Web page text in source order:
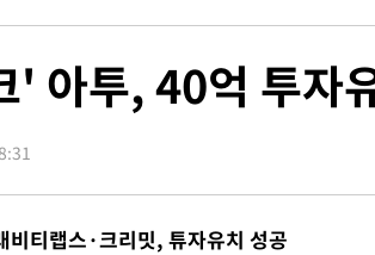
고야 아시안게임서 '홈팀' 일본과 한일전
상서 모터보트 전복…1명 사망·1명 실종
색·성접대 논란' 축구협회 "실망과 걱정 안겨드려
' 폭염 지속…강원동해안 최대 150㎜ 비
' 아투, 40억 투자
비티랩스·크리밋, 튜자유치 성공